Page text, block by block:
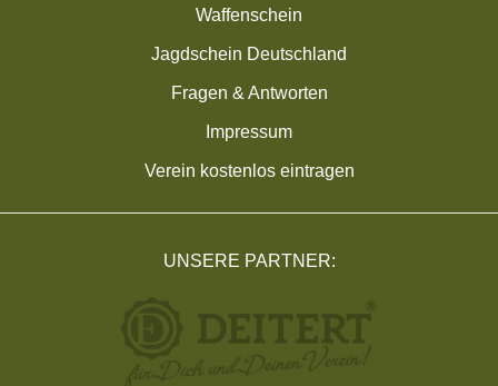
Waffenschein
Jagdschein Deutschland
Fragen & Antworten
Impressum
Verein kostenlos eintragen
UNSERE PARTNER: